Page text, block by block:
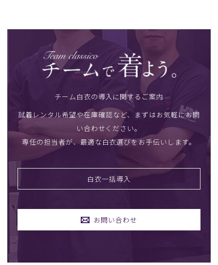
チーム白衣の導入に関するご案内
試着レンタル希望や在庫確認など、まずはお気軽にお問
い合わせください。
専任の担当者が、最適な白衣選びをお手伝いします。
白衣一括導入
お問い合わせ